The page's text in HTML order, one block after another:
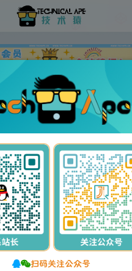
棋牌/游戏源码 正文
费后查看
Y币5 Y币10
Y币3 【SVIP】至尊
立即购买
您当前未登录！建议登录后购买，可保
扫码关注公众号